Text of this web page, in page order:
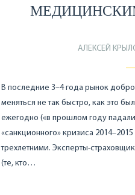
АЛЕКСЕЙ
В последние 3–4 года рынок
меняться не так быстро, как это
ежегодно («в прошлом году
«санкционного» кризиса
трехлетними. Эксперты-
(те, кто…